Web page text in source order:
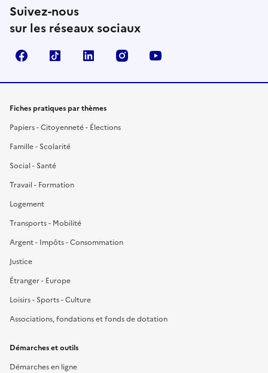
Suivez-nous
sur les réseaux sociaux
FacebookTikTok LinkedIn Instagram
Fiches pratiques par thèmes
Papiers - Citoyenneté - Élections
Famille - Scolarité
Social - Santé
Travail - Formation
Logement
Transports - Mobilité
Argent - Impôts - Consommation
Justice
Étranger - Europe
Loisirs - Sports - Culture
Associations, fondations et fonds de dotation
Démarches et outils
Démarches en ligne